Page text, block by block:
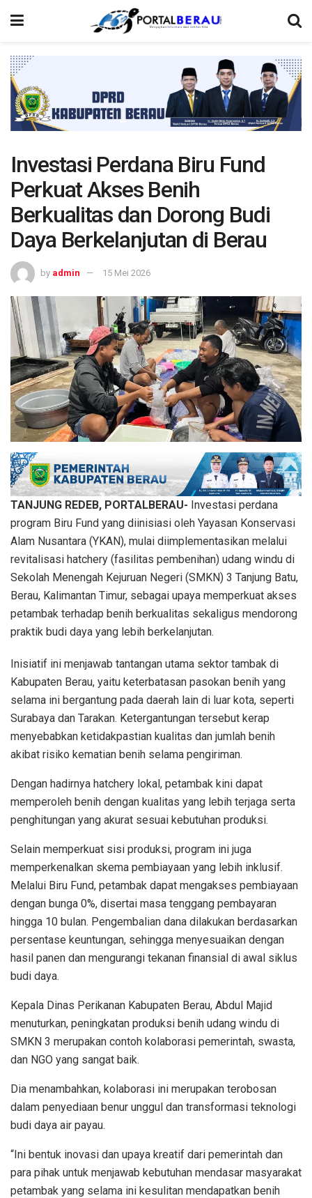
Investasi Perdana Biru Fund
Perkuat Akses Benih
Berkualitas dan Dorong Budi
Daya Berkelanjutan di Berau
by admin 15 Mei 2026
TANJUNG REDEB, PORTALBERAU- Investasi perdana
program Biru Fund yang diinisiasi oleh Yayasan Konservasi
Alam Nusantara (YKAN), mulai diimplementasikan melalui
revitalisasi hatchery (fasilitas pembenihan) udang windu di
Sekolah Menengah Kejuruan Negeri (SMKN) 3 Tanjung Batu,
Berau, Kalimantan Timur, sebagai upaya memperkuat akses
petambak terhadap benih berkualitas sekaligus mendorong
praktik budi daya yang lebih berkelanjutan.
Inisiatif ini menjawab tantangan utama sektor tambak di
Kabupaten Berau, yaitu keterbatasan pasokan benih yang
selama ini bergantung pada daerah lain di luar kota, seperti
Surabaya dan Tarakan. Ketergantungan tersebut kerap
menyebabkan ketidakpastian kualitas dan jumlah benih
akibat risiko kematian benih selama pengiriman.
Dengan hadirnya hatchery lokal, petambak kini dapat
memperoleh benih dengan kualitas yang lebih terjaga serta
penghitungan yang akurat sesuai kebutuhan produksi.
Selain memperkuat sisi produksi, program ini juga
memperkenalkan skema pembiayaan yang lebih inklusif.
Melalui Biru Fund, petambak dapat mengakses pembiayaan
dengan bunga 0%, disertai masa tenggang pembayaran
hingga 10 bulan. Pengembalian dana dilakukan berdasarkan
persentase keuntungan, sehingga menyesuaikan dengan
hasil panen dan mengurangi tekanan finansial di awal siklus
budi daya.
Kepala Dinas Perikanan Kabupaten Berau, Abdul Majid
menuturkan, peningkatan produksi benih udang windu di
SMKN 3 merupakan contoh kolaborasi pemerintah, swasta,
dan NGO yang sangat baik.
Dia menambahkan, kolaborasi ini merupakan terobosan
dalam penyediaan benur unggul dan transformasi teknologi
budi daya air payau.
“Ini bentuk inovasi dan upaya kreatif dari pemerintah dan
para pihak untuk menjawab kebutuhan mendasar masyarakat
petambak yang selama ini kesulitan mendapatkan benih